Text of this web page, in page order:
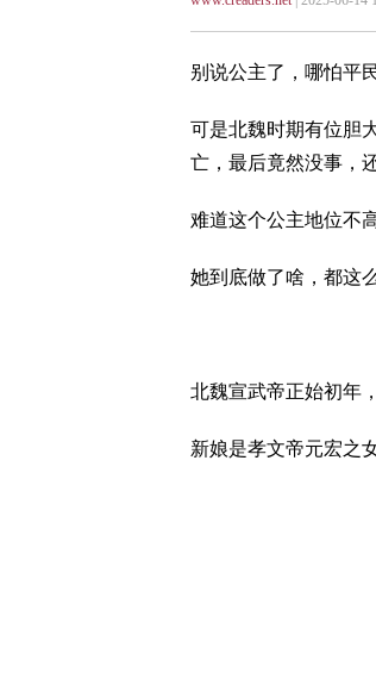
别说公主了，哪怕平
可是北魏时期有位胆
亡，最后竟然没事，
难道这个公主地位不
她到底做了啥，都这
北魏宣武帝正始初年
新娘是孝文帝元宏之